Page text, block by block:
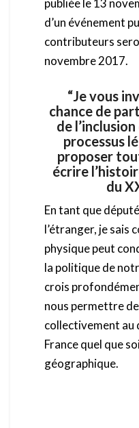
publiée le 13
d’un événement
contributeurs
novembre 2017.
“Je vous
chance de
de
processus
proposer
écrire
du
En tant que
l’étranger, je sais
physique peut
la politique de
crois
nous permettre
collectivement au
France quel que
géographique.